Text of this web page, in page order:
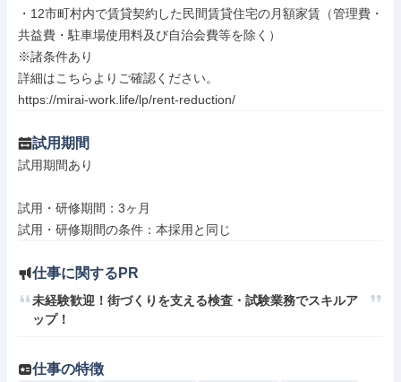
・12市町村内で賃貸契約した民間賃貸住宅の月額家賃（管理費・
共益費・駐車場使用料及び自治会費等を除く）
※諸条件あり
詳細はこちらよりご確認ください。
https://mirai-work.life/lp/rent-reduction/
試用期間
試用期間あり
試用・研修期間：3ヶ月
仕事に関するPR
未経験歓迎！街づくりを支える検査・試験業務でスキルア
ップ！
仕事の特徴